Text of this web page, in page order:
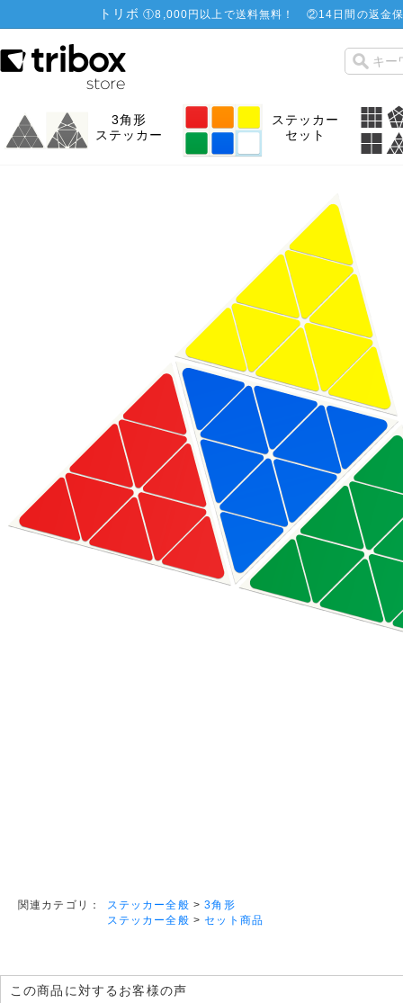
トリボ ①8,000円以上で送料無料！ ②14日間の返金
3角形
ステッカー
ステッカー
セット
関連カテゴリ： ステッカー全般 >3角形
ステッカー全般 >セット商品
この商品に対するお客様の声